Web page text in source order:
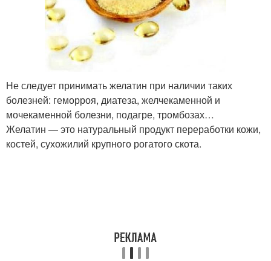
Не следует принимать желатин при наличии таких
болезней: геморроя, диатеза, желчекаменной и
мочекаменной болезни, подагре, тромбозах…
Желатин — это натуральный продукт переработки кожи,
костей, сухожилий крупного рогатого скота.